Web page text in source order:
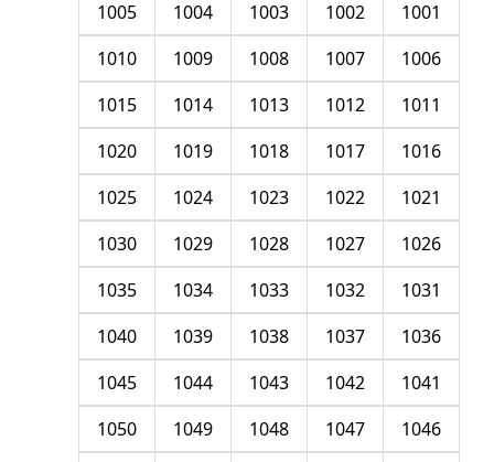
1001
1002
1003
1004
1005
1006
1007
1008
1009
1010
1011
1012
1013
1014
1015
1016
1017
1018
1019
1020
1021
1022
1023
1024
1025
1026
1027
1028
1029
1030
1031
1032
1033
1034
1035
1036
1037
1038
1039
1040
1041
1042
1043
1044
1045
1046
1047
1048
1049
1050